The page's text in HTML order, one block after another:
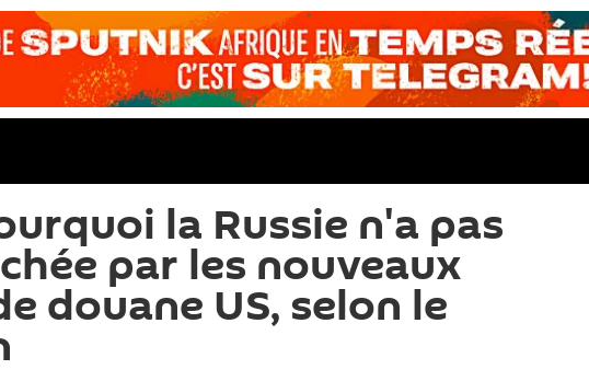
la Russie n'a pas
par les nouveaux
douane US, selon le